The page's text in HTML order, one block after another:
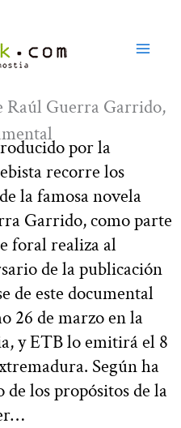
Raúl Guerra Garrido,
por la
recorre los
la famosa novela
Garrido, como parte
foral realiza al
de la publicación
de este documental
26 de marzo en la
y ETB lo emitirá el 8
Según ha
los propósitos de la